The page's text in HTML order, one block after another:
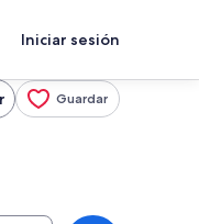
Iniciar sesión
Guardar